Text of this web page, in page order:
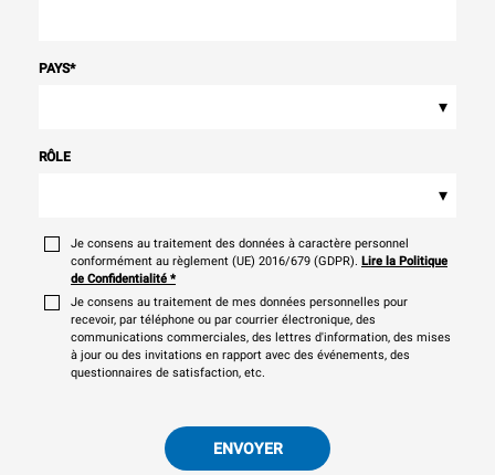
PAYS*
▾
RÔLE
▾
Je consens au traitement des données à caractère personnel
conformément au règlement (UE) 2016/679 (GDPR). Lire la Politique
de Confidentialité *
Je consens au traitement de mes données personnelles pour
recevoir, par téléphone ou par courrier électronique, des
communications commerciales, des lettres d'information, des mises
à jour ou des invitations en rapport avec des événements, des
questionnaires de satisfaction, etc.
ENVOYER